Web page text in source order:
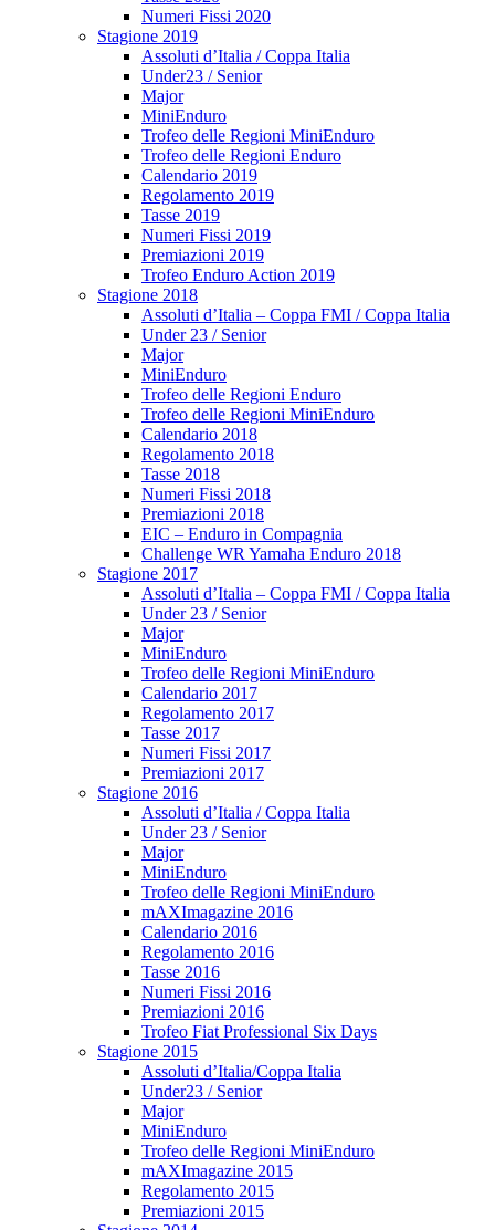
Numeri Fissi 2020
Stagione 2019
Assoluti d’Italia / Coppa Italia
Under23 / Senior
Major
MiniEnduro
Trofeo delle Regioni MiniEnduro
Trofeo delle Regioni Enduro
Calendario 2019
Regolamento 2019
Tasse 2019
Numeri Fissi 2019
Premiazioni 2019
Trofeo Enduro Action 2019
Stagione 2018
Assoluti d’Italia – Coppa FMI / Coppa Italia
Under 23 / Senior
Major
MiniEnduro
Trofeo delle Regioni Enduro
Trofeo delle Regioni MiniEnduro
Calendario 2018
Regolamento 2018
Tasse 2018
Numeri Fissi 2018
Premiazioni 2018
EIC – Enduro in Compagnia
Challenge WR Yamaha Enduro 2018
Stagione 2017
Assoluti d’Italia – Coppa FMI / Coppa Italia
Under 23 / Senior
Major
MiniEnduro
Trofeo delle Regioni MiniEnduro
Calendario 2017
Regolamento 2017
Tasse 2017
Numeri Fissi 2017
Premiazioni 2017
Stagione 2016
Assoluti d’Italia / Coppa Italia
Under 23 / Senior
Major
MiniEnduro
Trofeo delle Regioni MiniEnduro
mAXImagazine 2016
Calendario 2016
Regolamento 2016
Tasse 2016
Numeri Fissi 2016
Premiazioni 2016
Trofeo Fiat Professional Six Days
Stagione 2015
Assoluti d’Italia/Coppa Italia
Under23 / Senior
Major
MiniEnduro
Trofeo delle Regioni MiniEnduro
mAXImagazine 2015
Regolamento 2015
Premiazioni 2015